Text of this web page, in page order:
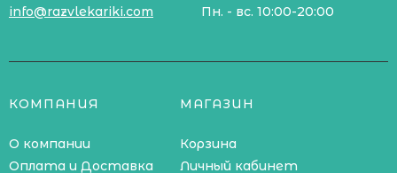
info@razvlekariki.com Пн. - вс. 10:00-20:00
КОМПАНИЯ
О компании
Оплата и Доставка
МАГАЗИН
Корзина
Личный кабинет